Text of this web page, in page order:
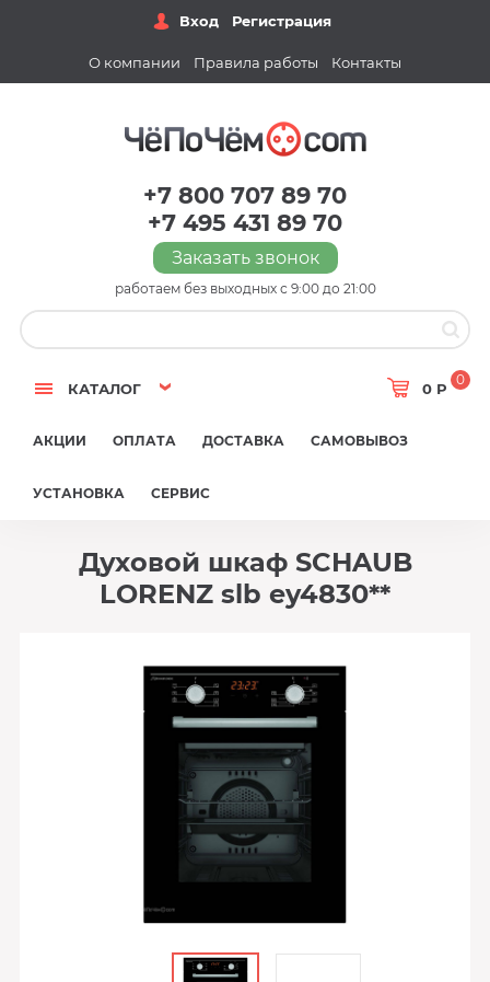
Вход Регистрация
О компании Правила работы Контакты
+7 800 707 89 70
+7 495 431 89 70
Заказать звонок
работаем без выходных с 9:00 до 21:00
КАТАЛОГ 0 Р
0
АКЦИИ ОПЛАТА ДОСТАВКА САМОВЫВОЗ
УСТАНОВКА СЕРВИС
Духовой шкаф SCHAUB
LORENZ slb ey4830**